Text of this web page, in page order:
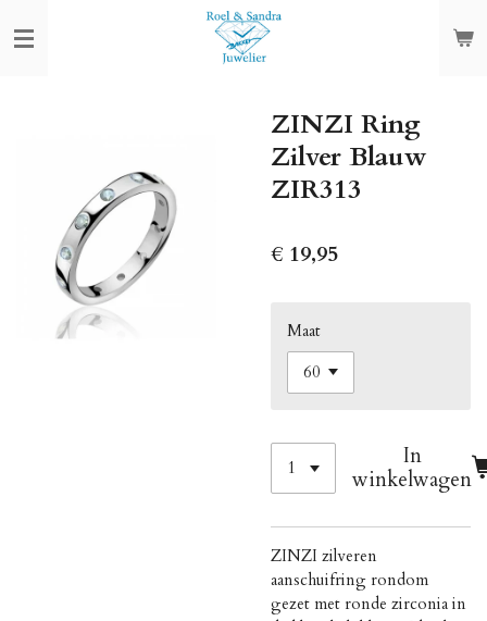
direct
ZINZI Ring
Zilver Blauw
ZIR313
€ 19,95
Maat
In
winkelwagen
ZINZI zilveren
aanschuifring rondom
gezet met ronde zirconia in